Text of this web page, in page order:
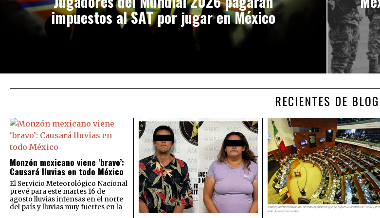
impuestos al SAT por jugar en México
RECIENTES DE BLOG
Monzón mexicano viene ‘bravo’:
Causará lluvias en todo México
El Servicio Meteorológico Nacional
prevé para este martes 16 de
agosto lluvias intensas en el norte
del país y lluvias muy fuertes en la